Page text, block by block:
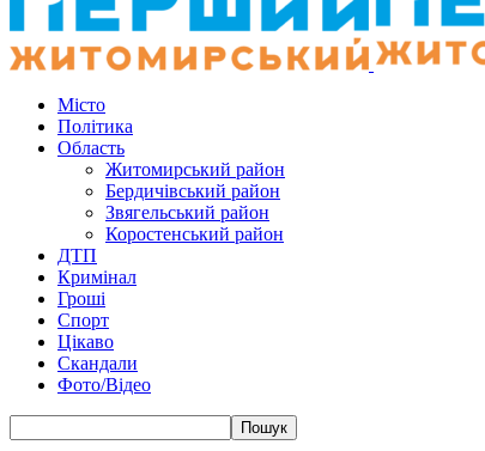
Місто
Політика
Область
Житомирський район
Бердичівський район
Звягельський район
Коростенський район
ДТП
Кримінал
Гроші
Спорт
Цікаво
Скандали
Фото/Відео